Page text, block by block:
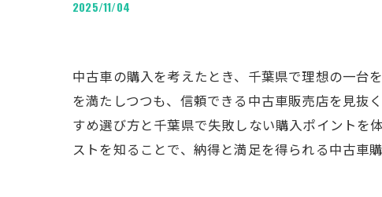
2025/11/04
中古車の購入を考えたとき、千葉県で理想の一台
を満たしつつも、信頼できる中古車販売店を見抜
すめ選び方と千葉県で失敗しない購入ポイントを
ストを知ることで、納得と満足を得られる中古車